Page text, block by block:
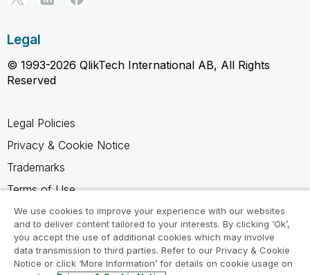
Legal
© 1993-2026 QlikTech International AB, All Rights
Reserved
Legal Policies
Privacy & Cookie Notice
Trademarks
Terms of Use
Legal Agreements
Product Terms
Do not share my info
We use cookies to improve your experience with our websites
and to deliver content tailored to your interests. By clicking ‘Ok’,
you accept the use of additional cookies which may involve
data transmission to third parties. Refer to our Privacy & Cookie
Notice or click ‘More Information’ for details on cookie usage on